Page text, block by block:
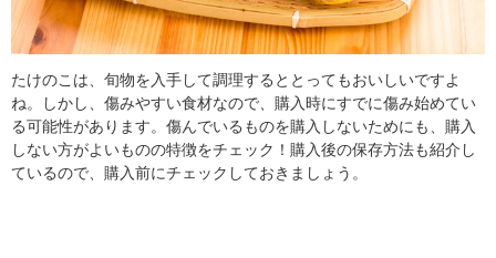
たけのこは、旬物を入手して調理するととってもおいしいですよ
ね。しかし、傷みやすい食材なので、購入時にすでに傷み始めてい
る可能性があります。傷んでいるものを購入しないためにも、購入
しない方がよいものの特徴をチェック！購入後の保存方法も紹介し
ているので、購入前にチェックしておきましょう。